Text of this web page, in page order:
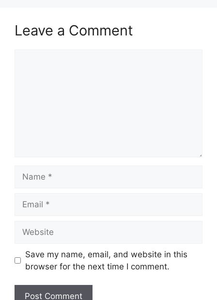
Leave a Comment
Save my name, email, and website in this
browser for the next time I comment.